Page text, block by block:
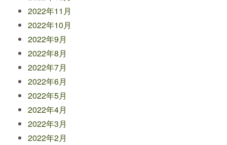
2022年11月
2022年10月
2022年9月
2022年8月
2022年7月
2022年6月
2022年5月
2022年4月
2022年3月
2022年2月